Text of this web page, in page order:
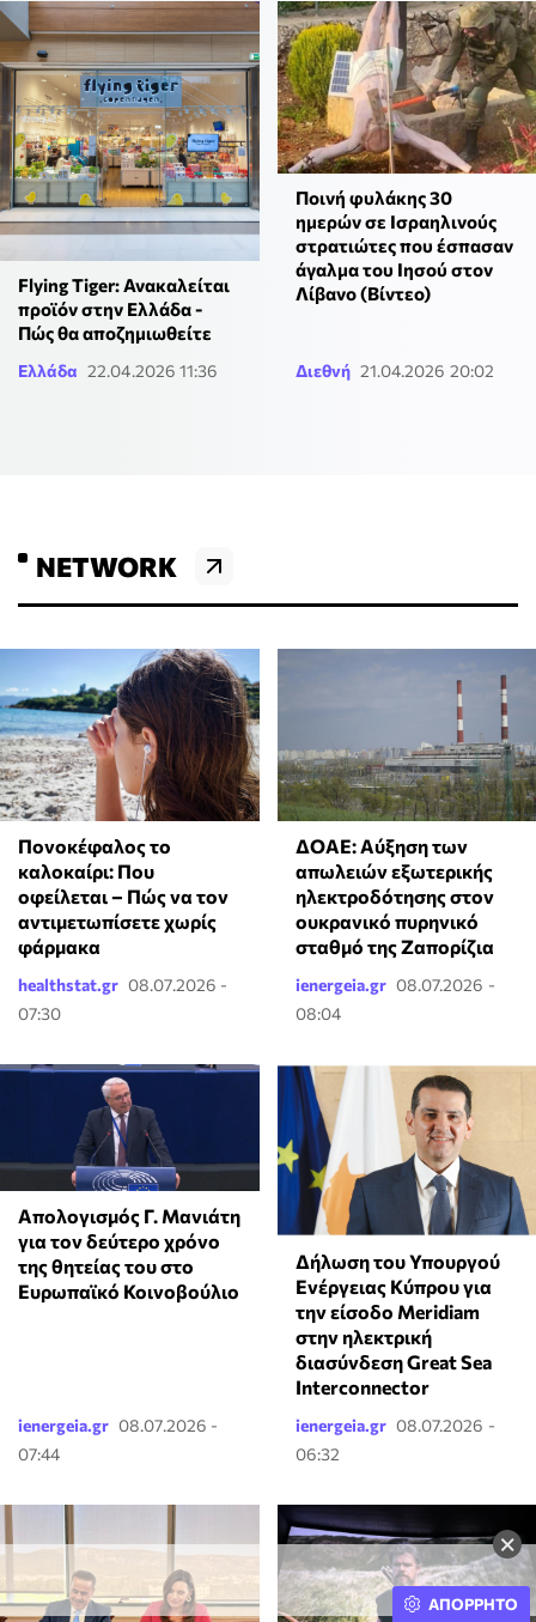
×
Flying Tiger: Ανακαλείται
προϊόν στην Ελλάδα -
Πώς θα αποζημιωθείτε
Ελλάδα 22.04.2026 11:36
Ποινή φυλάκης 30
ημερών σε Ισραηλινούς
στρατιώτες που έσπασαν
άγαλμα του Ιησού στον
Λίβανο (Βίντεο)
Διεθνή 21.04.2026 20:02
NETWORK
Πονοκέφαλος το
καλοκαίρι: Που
οφείλεται – Πώς να τον
αντιμετωπίσετε χωρίς
φάρμακα
healthstat.gr 08.07.2026 -
07:30
ΔΟΑΕ: Αύξηση των
απωλειών εξωτερικής
ηλεκτροδότησης στον
ουκρανικό πυρηνικό
σταθμό της Ζαπορίζια
ienergeia.gr 08.07.2026 -
08:04
Απολογισμός Γ. Μανιάτη
για τον δεύτερο χρόνο
της θητείας του στο
Ευρωπαϊκό Κοινοβούλιο
ienergeia.gr 08.07.2026 -
07:44
Δήλωση του Υπουργού
Ενέργειας Κύπρου για
την είσοδο Meridiam
στην ηλεκτρική
διασύνδεση Great Sea
Interconnector
ienergeia.gr 08.07.2026 -
06:32
ΑΠΟΡΡΗΤΟ